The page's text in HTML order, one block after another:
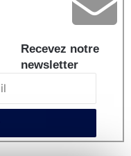
Recevez notre
newsletter